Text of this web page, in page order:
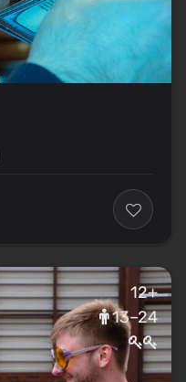
12+
13–24